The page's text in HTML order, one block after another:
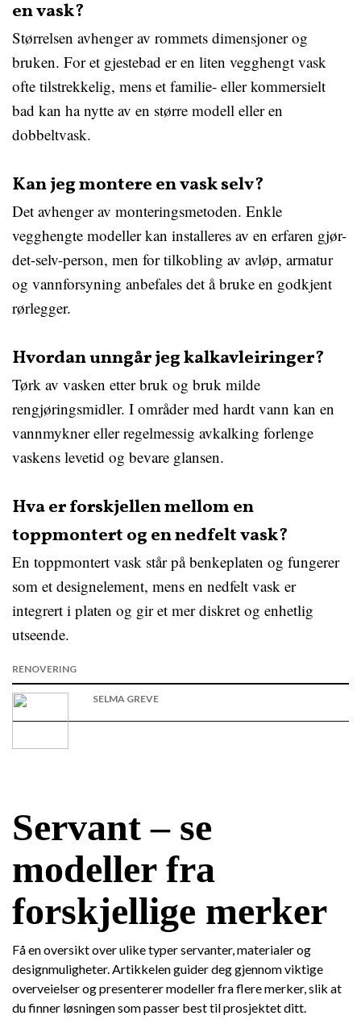
en vask?
Størrelsen avhenger av rommets dimensjoner og
bruken. For et gjestebad er en liten vegghengt vask
ofte tilstrekkelig, mens et familie- eller kommersielt
bad kan ha nytte av en større modell eller en
dobbeltvask.
Kan jeg montere en vask selv?
Det avhenger av monteringsmetoden. Enkle
vegghengte modeller kan installeres av en erfaren gjør-
det-selv-person, men for tilkobling av avløp, armatur
og vannforsyning anbefales det å bruke en godkjent
rørlegger.
Hvordan unngår jeg kalkavleiringer?
Tørk av vasken etter bruk og bruk milde
rengjøringsmidler. I områder med hardt vann kan en
vannmykner eller regelmessig avkalking forlenge
vaskens levetid og bevare glansen.
Hva er forskjellen mellom en
toppmontert og en nedfelt vask?
En toppmontert vask står på benkeplaten og fungerer
som et designelement, mens en nedfelt vask er
integrert i platen og gir et mer diskret og enhetlig
utseende.
RENOVERING
SELMA GREVE
Servant – se
modeller fra
forskjellige merker
Få en oversikt over ulike typer servanter, materialer og
designmuligheter. Artikkelen guider deg gjennom viktige
overveielser og presenterer modeller fra flere merker, slik at
du finner løsningen som passer best til prosjektet ditt.